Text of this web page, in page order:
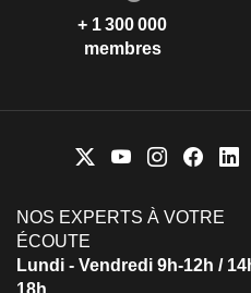
+ 1 300 000
membres
NOS EXPERTS À VOTRE
ÉCOUTE
Lundi - Vendredi 9h-12h /